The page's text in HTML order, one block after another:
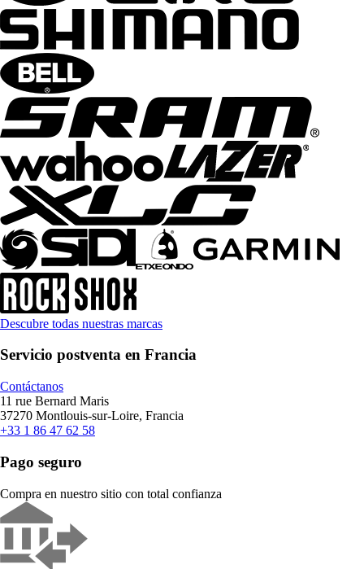
Descubre todas nuestras marcas
Servicio postventa en Francia
Contáctanos
11 rue Bernard Maris
37270 Montlouis-sur-Loire, Francia
+33 1 86 47 62 58
Pago seguro
Compra en nuestro sitio con total confianza